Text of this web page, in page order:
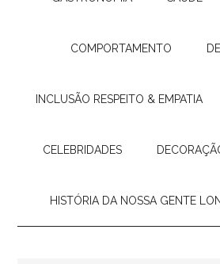
COMPORTAMENTO
INCLUSÃO RESPEITO & EMPATIA
CELEBRIDADES
HISTÓRIA DA NOSSA GENTE